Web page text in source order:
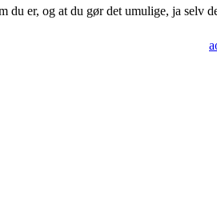
du er, og at du gør det umulige, ja selv